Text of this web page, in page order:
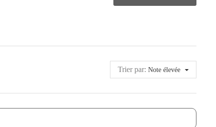
Trier par: Note élevée